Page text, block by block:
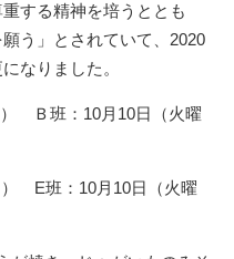
する精神を培うととも
う」とされていて、2020
なりました。
Ｂ班：10月10日（火曜
E班：10月10日（火曜